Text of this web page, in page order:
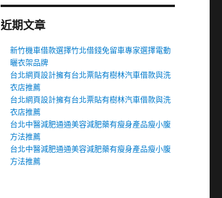
近期文章
新竹機車借款選擇竹北借錢免留車專家選擇電動
曬衣架品牌
台北網頁設計擁有台北票貼有樹林汽車借款與洗
衣店推薦
台北網頁設計擁有台北票貼有樹林汽車借款與洗
衣店推薦
台北中醫減肥通通美容減肥藥有瘦身產品瘦小腹
方法推薦
台北中醫減肥通通美容減肥藥有瘦身產品瘦小腹
方法推薦